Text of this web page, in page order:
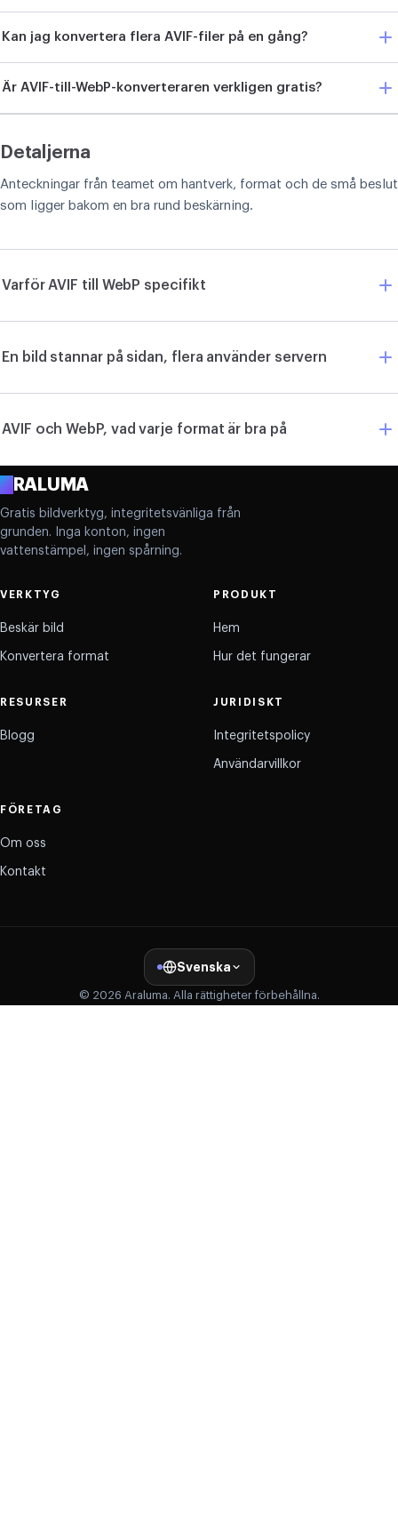
Kan jag konvertera flera AVIF-filer på en gång?
Är AVIF-till-WebP-konverteraren verkligen gratis?
Detaljerna
Anteckningar från teamet om hantverk, format och de små beslut
som ligger bakom en bra rund beskärning.
Varför AVIF till WebP specifikt
En bild stannar på sidan, flera använder servern
AVIF och WebP, vad varje format är bra på
ARALUMA
Gratis bildverktyg, integritetsvänliga från
grunden. Inga konton, ingen
vattenstämpel, ingen spårning.
VERKTYG
Beskär bild
Konvertera format
PRODUKT
Hem
Hur det fungerar
RESURSER
Blogg
JURIDISKT
Integritetspolicy
Användarvillkor
FÖRETAG
Om oss
Kontakt
Svenska
© 2026 Araluma. Alla rättigheter förbehållna.